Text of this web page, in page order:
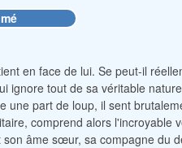
en face de lui. Se peut-il
ignore tout de sa véritable
une part de loup, il sent
comprend alors l'incroyable
âme sœur, sa compagne du